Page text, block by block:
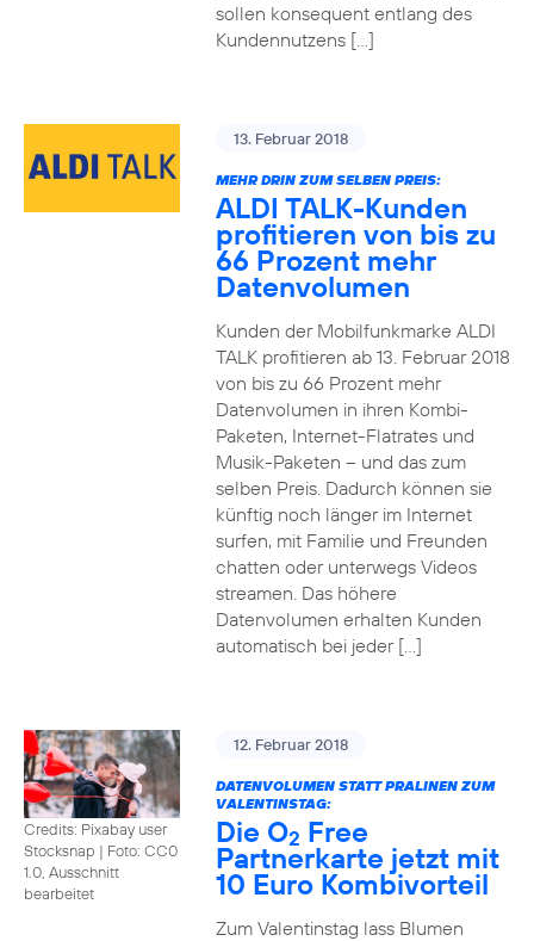
sollen konsequent entlang des
Kundennutzens […]
13. Februar 2018
MEHR DRIN ZUM SELBEN PREIS:
ALDI TALK-Kunden
profitieren von bis zu
66 Prozent mehr
Datenvolumen
Kunden der Mobilfunkmarke ALDI
TALK profitieren ab 13. Februar 2018
von bis zu 66 Prozent mehr
Datenvolumen in ihren Kombi-
Paketen, Internet-Flatrates und
Musik-Paketen – und das zum
selben Preis. Dadurch können sie
künftig noch länger im Internet
surfen, mit Familie und Freunden
chatten oder unterwegs Videos
streamen. Das höhere
Datenvolumen erhalten Kunden
automatisch bei jeder […]
Credits: Pixabay user
Stocksnap | Foto: CC0
1.0, Ausschnitt
bearbeitet
12. Februar 2018
DATENVOLUMEN STATT PRALINEN ZUM
VALENTINSTAG:
Die O2 Free
Partnerkarte jetzt mit
10 Euro Kombivorteil
Zum Valentinstag lass Blumen